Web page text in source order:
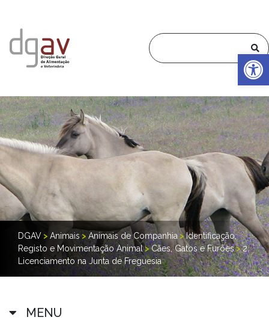
DGAV > Animais> Animais de Companhia >Identificação,
Registo e Movimentação Animal>Cães, Gatos e Furões>2.
Licenciamento na Junta de Freguesia
MENU